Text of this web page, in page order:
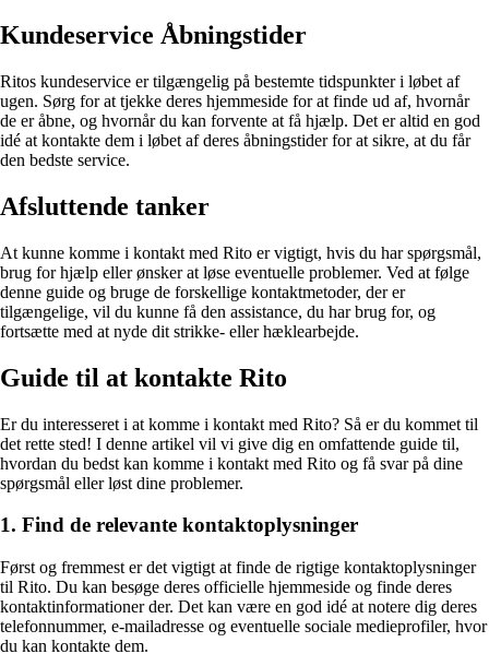
Kundeservice Åbningstider
Ritos kundeservice er tilgængelig på bestemte tidspunkter i løbet af
ugen. Sørg for at tjekke deres hjemmeside for at finde ud af, hvornår
de er åbne, og hvornår du kan forvente at få hjælp. Det er altid en god
idé at kontakte dem i løbet af deres åbningstider for at sikre, at du får
den bedste service.
Afsluttende tanker
At kunne komme i kontakt med Rito er vigtigt, hvis du har spørgsmål,
brug for hjælp eller ønsker at løse eventuelle problemer. Ved at følge
denne guide og bruge de forskellige kontaktmetoder, der er
tilgængelige, vil du kunne få den assistance, du har brug for, og
fortsætte med at nyde dit strikke- eller hæklearbejde.
Guide til at kontakte Rito
Er du interesseret i at komme i kontakt med Rito? Så er du kommet til
det rette sted! I denne artikel vil vi give dig en omfattende guide til,
hvordan du bedst kan komme i kontakt med Rito og få svar på dine
spørgsmål eller løst dine problemer.
1. Find de relevante kontaktoplysninger
Først og fremmest er det vigtigt at finde de rigtige kontaktoplysninger
til Rito. Du kan besøge deres officielle hjemmeside og finde deres
kontaktinformationer der. Det kan være en god idé at notere dig deres
telefonnummer, e-mailadresse og eventuelle sociale medieprofiler, hvor
du kan kontakte dem.